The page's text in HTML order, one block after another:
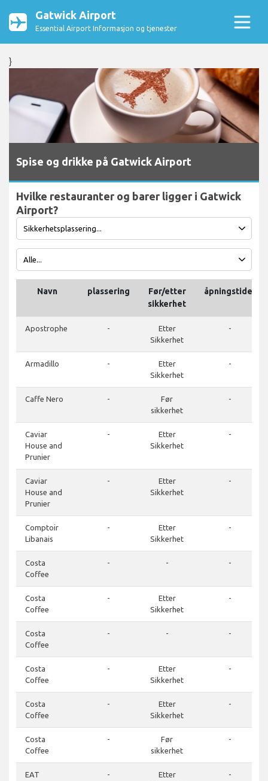
Gatwick Airport
Essential Airport Informasjon og tjenester
}
Spise og drikke på Gatwick Airport
Hvilke restauranter og barer ligger i Gatwick
Airport?
Navn plassering
Før/etter
sikkerhet
åpningstider
Apostrophe -
Etter
Sikkerhet
-
Armadillo -
Etter
Sikkerhet
-
Caffe Nero -
Før
sikkerhet
-
Caviar
House and
Prunier
-
Etter
Sikkerhet
-
Caviar
House and
Prunier
-
Etter
Sikkerhet
-
Comptoir
Libanais
-
Etter
Sikkerhet
-
Costa
Coffee
- - -
Costa
Coffee
-
Etter
Sikkerhet
-
Costa
Coffee
- - -
Costa
Coffee
-
Etter
Sikkerhet
-
Costa
Coffee
-
Etter
Sikkerhet
-
Costa
Coffee
-
Før
sikkerhet
-
EAT -
Etter
-